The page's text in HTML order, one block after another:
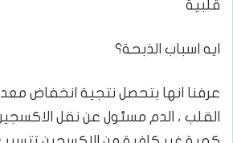
قلبية
ايه اسباب الذبحة؟
عرفنا انها بتحصل نتجية انخفاض
القلب ، الدم مسئول عن نقل